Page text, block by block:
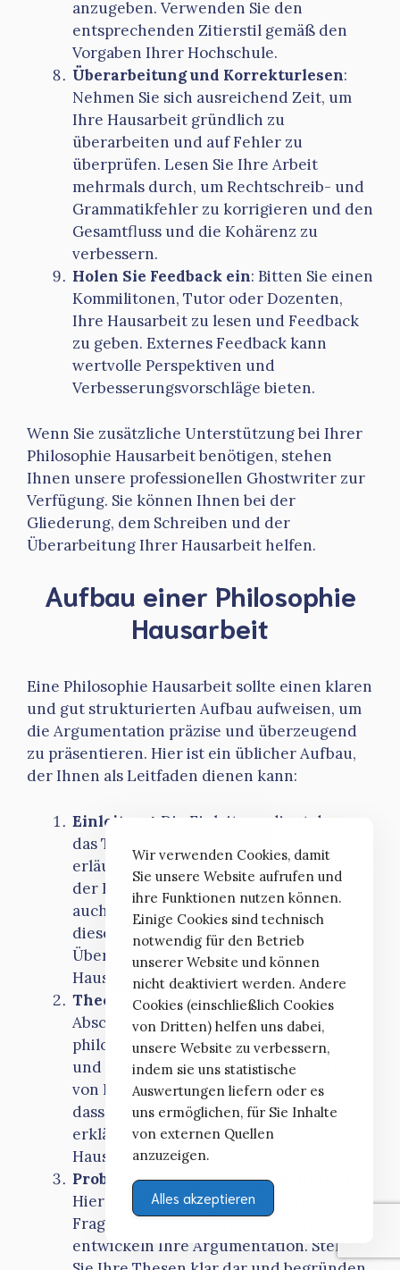
anzugeben. Verwenden Sie den
entsprechenden Zitierstil gemäß den
Vorgaben Ihrer Hochschule.
Überarbeitung und Korrekturlesen:
Nehmen Sie sich ausreichend Zeit, um
Ihre Hausarbeit gründlich zu
überarbeiten und auf Fehler zu
überprüfen. Lesen Sie Ihre Arbeit
mehrmals durch, um Rechtschreib- und
Grammatikfehler zu korrigieren und den
Gesamtfluss und die Kohärenz zu
verbessern.
Holen Sie Feedback ein: Bitten Sie einen
Kommilitonen, Tutor oder Dozenten,
Ihre Hausarbeit zu lesen und Feedback
zu geben. Externes Feedback kann
wertvolle Perspektiven und
Verbesserungsvorschläge bieten.
Wenn Sie zusätzliche Unterstützung bei Ihrer
Philosophie Hausarbeit benötigen, stehen
Ihnen unsere professionellen Ghostwriter zur
Verfügung. Sie können Ihnen bei der
Gliederung, dem Schreiben und der
Überarbeitung Ihrer Hausarbeit helfen.
Aufbau einer Philosophie
Hausarbeit
Eine Philosophie Hausarbeit sollte einen klaren
und gut strukturierten Aufbau aufweisen, um
die Argumentation präzise und überzeugend
zu präsentieren. Hier ist ein üblicher Aufbau,
der Ihnen als Leitfaden dienen kann:
Einleitung: Die Einleitung dient dazu,
das Thema einzuführen, den Kontext zu
erläutern und die zentrale Fragestellung
der Hausarbeit darzulegen. Sie können
auch Ihre Motivation für die Auswahl
dieses Themas erläutern und einen
Überblick über die Struktur der
Hausarbeit geben.
Theoretischer Hintergrund: In diesem
Abschnitt können Sie die relevanten
philosophischen Theorien, Konzepte
und Begriffe erläutern, die für Ihr Thema
von Bedeutung sind. Stellen Sie sicher,
dass Sie die Theorien verständlich
erklären und ihre Relevanz für Ihre
Hausarbeit verdeutlichen.
Problemstellung und Argumentation
Hier präsentieren Sie Ihre zentrale
Fragestellung oder Hypothese und
entwickeln Ihre Argumentation. Stellen
Wir verwenden Cookies, damit
Sie unsere Website aufrufen und
ihre Funktionen nutzen können.
Einige Cookies sind technisch
notwendig für den Betrieb
unserer Website und können
nicht deaktiviert werden. Andere
Cookies (einschließlich Cookies
von Dritten) helfen uns dabei,
unsere Website zu verbessern,
indem sie uns statistische
Auswertungen liefern oder es
uns ermöglichen, für Sie Inhalte
von externen Quellen
anzuzeigen.
Alles akzeptieren